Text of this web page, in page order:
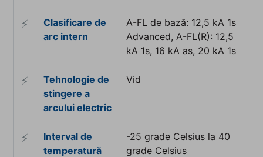
⚡︎
Clasificare de
arc intern
A-FL de bază: 12,5 kA 1s
Advanced, A-FL(R): 12,5
kA 1s, 16 kA as, 20 kA 1s
⚡︎
Tehnologie de
stingere a
arcului electric
Vid
⚡︎
Interval de
temperatură
-25 grade Celsius la 40
grade Celsius